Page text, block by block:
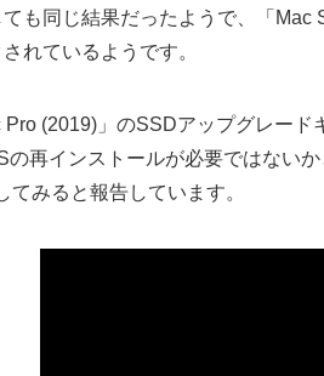
も同じ結果だったようで、「
れているようです。
Pro (2019)」のSSDアップグレー
の再インストールが必要ではない
てみると報告しています。